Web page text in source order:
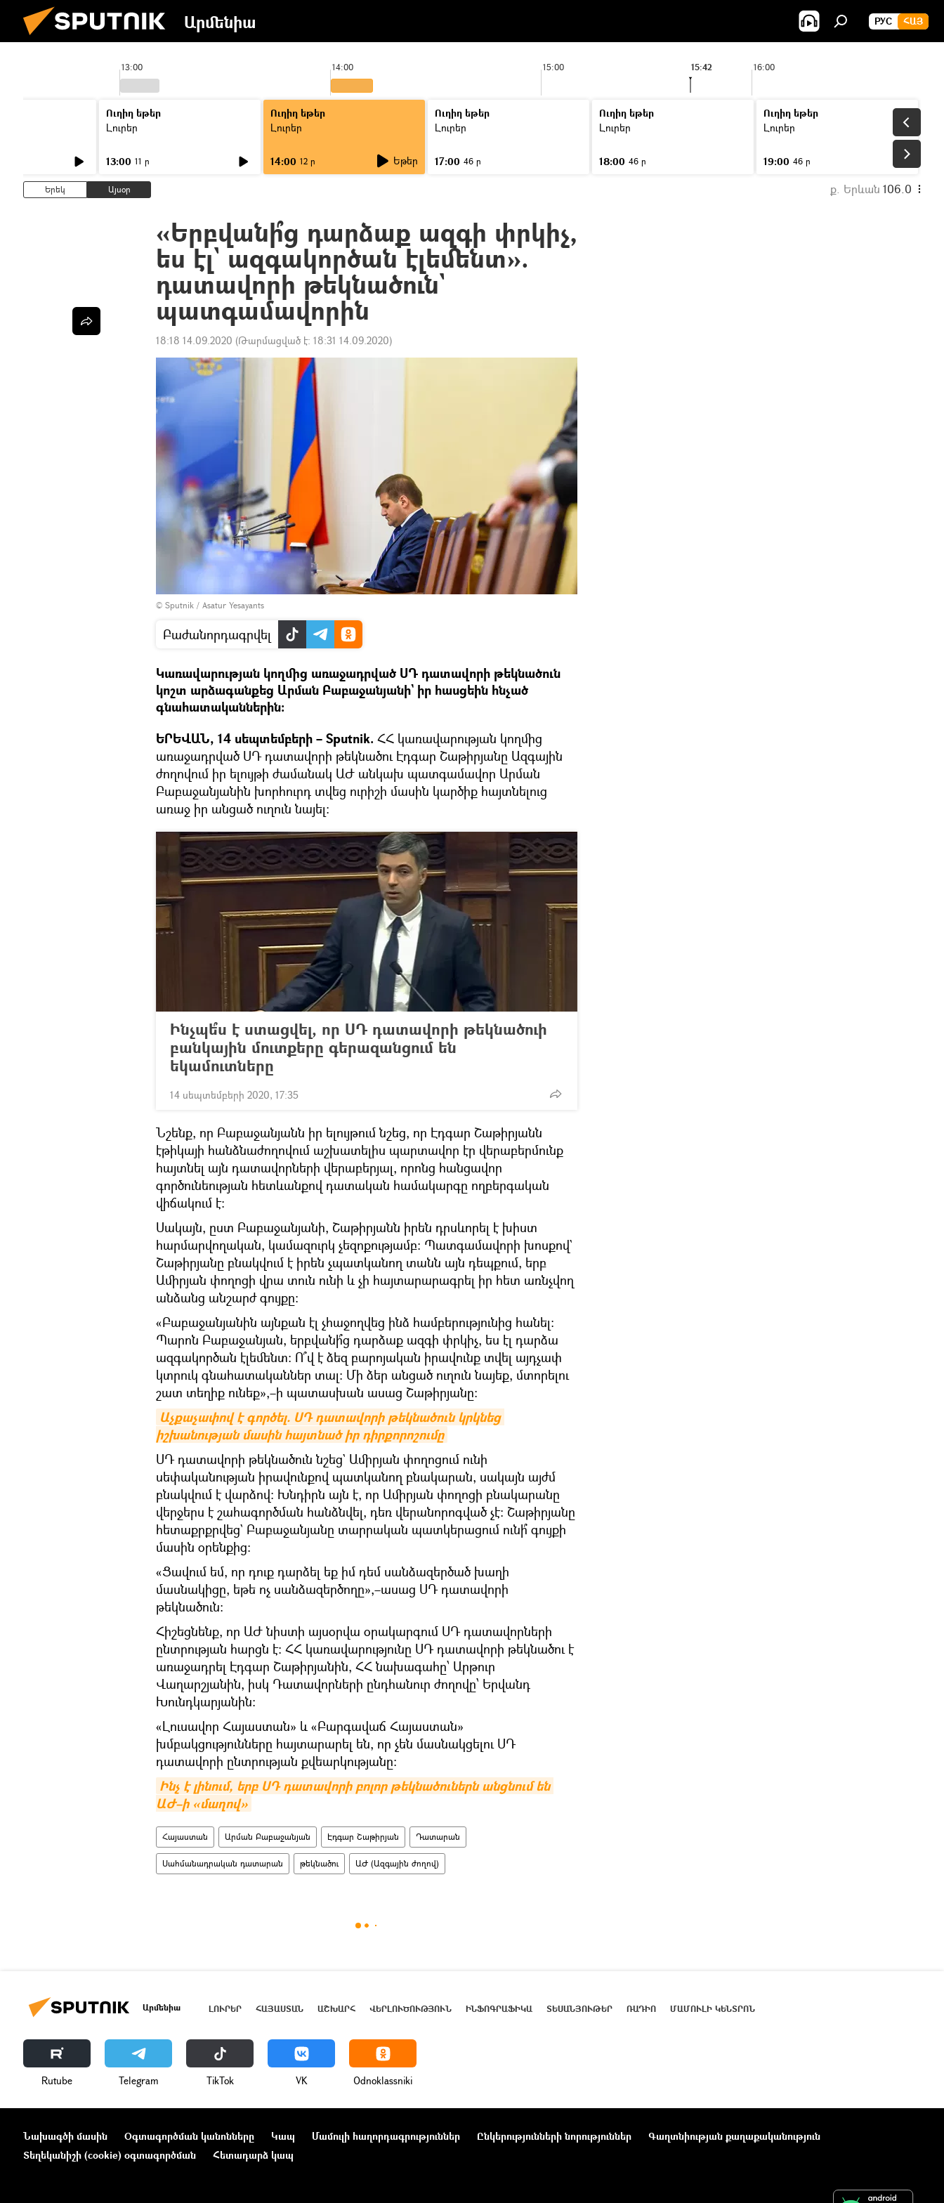
Արմենիա РУС ՀԱՅ
13:00 14:00 15:00 16:00
15:42
Ուղիղ եթեր
Լուրեր
13:00 11 ր
Ուղիղ եթեր
Լուրեր
14:00 12 ր Եթեր
Ուղիղ եթեր
Լուրեր
17:00 46 ր
Ուղիղ եթեր
Լուրեր
18:00 46 ր
Ուղիղ եթեր
Լուրեր
19:00 46 ր
Երեկ Այսօր ք. Երևան 106.0
«Երբվանի՞ց դարձաք ազգի փրկիչ,
ես էլ` ազգակործան էլեմենտ».
դատավորի թեկնածուն`
պատգամավորին
18:18 14.09.2020 (Թարմացված է: 18:31 14.09.2020)
© Sputnik / Asatur Yesayants
Բաժանորդագրվել
Կառավարության կողմից առաջադրված ՍԴ դատավորի թեկնածուն
կոշտ արձագանքեց Արման Բաբաջանյանի` իր հասցեին հնչած
գնահատականներին։
ԵՐԵՎԱՆ, 14 սեպտեմբերի – Sputnik. ՀՀ կառավարության կողմից
առաջադրված ՍԴ դատավորի թեկնածու Էդգար Շաթիրյանը Ազգային
ժողովում իր ելույթի ժամանակ ԱԺ անկախ պատգամավոր Արման
Բաբաջանյանին խորհուրդ տվեց ուրիշի մասին կարծիք հայտնելուց
առաջ իր անցած ուղուն նայել։
Ինչպե՞ս է ստացվել, որ ՍԴ դատավորի թեկնածուի
բանկային մուտքերը գերազանցում են
եկամուտները
14 սեպտեմբերի 2020, 17:35
Նշենք, որ Բաբաջանյանն իր ելույթում նշեց, որ Էդգար Շաթիրյանն
էթիկայի հանձնաժողովում աշխատելիս պարտավոր էր վերաբերմունք
հայտնել այն դատավորների վերաբերյալ, որոնց հանցավոր
գործունեության հետևանքով դատական համակարգը ողբերգական
վիճակում է։
Սակայն, ըստ Բաբաջանյանի, Շաթիրյանն իրեն դրսևորել է խիստ
հարմարվողական, կամազուրկ չեզոքությամբ։ Պատգամավորի խոսքով`
Շաթիրյանը բնակվում է իրեն չպատկանող տանն այն դեպքում, երբ
Ամիրյան փողոցի վրա տուն ունի և չի հայտարարագրել իր հետ առնչվող
անձանց անշարժ գույքը։
«Բաբաջանյանին այնքան էլ չհաջողվեց ինձ համբերությունից հանել։
Պարոն Բաբաջանյան, երբվանի՞ց դարձաք ազգի փրկիչ, ես էլ դարձա
ազգակործան էլեմենտ։ Ո՞վ է ձեզ բարոյական իրավունք տվել այդչափ
կտրուկ գնահատականներ տալ։ Մի ձեր անցած ուղուն նայեք, մտորելու
շատ տեղիք ունեք»,–ի պատասխան ասաց Շաթիրյանը։
Աչքաչափով է գործել. ՍԴ դատավորի թեկնածուն կրկնեց
իշխանության մասին հայտնած իր դիրքորոշումը
ՍԴ դատավորի թեկնածուն նշեց` Ամիրյան փողոցում ունի
սեփականության իրավունքով պատկանող բնակարան, սակայն այժմ
բնակվում է վարձով։ Խնդիրն այն է, որ Ամիրյան փողոցի բնակարանը
վերջերս է շահագործման հանձնվել, դեռ վերանորոգված չէ։ Շաթիրյանը
հետաքրքրվեց` Բաբաջանյանը տարրական պատկերացում ունի՞ գույքի
մասին օրենքից։
«Ցավում եմ, որ դուք դարձել եք իմ դեմ սանձազերծած խաղի
մասնակիցը, եթե ոչ սանձազերծողը»,–ասաց ՍԴ դատավորի
թեկնածուն։
Հիշեցնենք, որ ԱԺ նիստի այսօրվա օրակարգում ՍԴ դատավորների
ընտրության հարցն է։ ՀՀ կառավարությունը ՍԴ դատավորի թեկնածու է
առաջադրել Էդգար Շաթիրյանին, ՀՀ նախագահը՝ Արթուր
Վաղարշյանին, իսկ Դատավորների ընդհանուր ժողովը՝ Երվանդ
Խունդկարյանին:
«Լուսավոր Հայաստան» և «Բարգավաճ Հայաստան»
խմբակցությունները հայտարարել են, որ չեն մասնակցելու ՍԴ
դատավորի ընտրության քվեարկությանը։
Ինչ է լինում, երբ ՍԴ դատավորի բոլոր թեկնածուներն անցնում են
ԱԺ–ի «մաղով»
Հայաստան Արման Բաբաջանյան Էդգար Շաթիրյան Դատարան
Սահմանադրական դատարան թեկնածու ԱԺ (Ազգային ժողով)
Արմենիա ԼՈՒՐԵՐ ՀԱՅԱՍՏԱՆ ԱՇԽԱՐՀ ՎԵՐԼՈՒԾՈՒԹՅՈՒՆ ԻՆՖՈԳՐԱՖԻԿԱ ՏԵՍԱՆՅՈՒԹԵՐ ՌԱԴԻՈ ՄԱՄՈՒԼԻ ԿԵՆՏՐՈՆ
Rutube Telegram ТikТоk VK Odnoklassniki
Նախագծի մասին Օգտագործման կանոնները Կապ Մամուլի հաղորդագրություններ Ընկերությունների նորություններ
Գաղտնիության քաղաքականություն
Տեղեկանիշի (cookie) օգտագործման
Հետադարձ կապ